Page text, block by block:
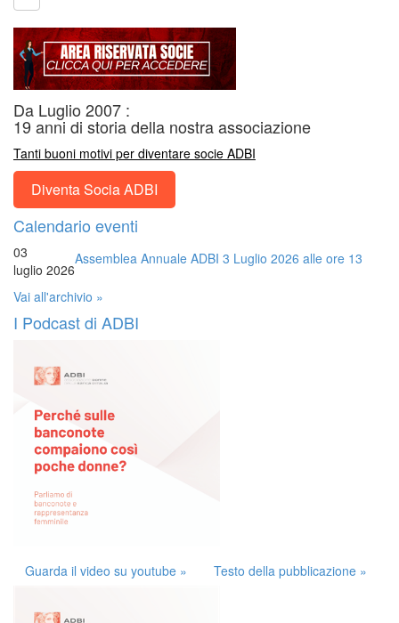
Da Luglio 2007 :
19 anni di storia della nostra associazione
Tanti buoni motivi per diventare socie ADBI
Diventa Socia ADBI
Calendario eventi
03
luglio 2026
Assemblea Annuale ADBI 3 Luglio 2026 alle ore 13
Vai all'archivio »
I Podcast di ADBI
Guarda il video su youtube » Testo della pubblicazione »